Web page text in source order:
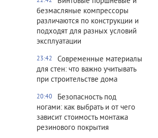
безмасляные компрессоры
различаются по конструкции и
подходят для разных условий
эксплуатации
23:42
Современные материалы
для стен: что важно учитывать
при строительстве дома
20:40
Безопасность под
ногами: как выбрать и от чего
зависит стоимость монтажа
резинового покрытия